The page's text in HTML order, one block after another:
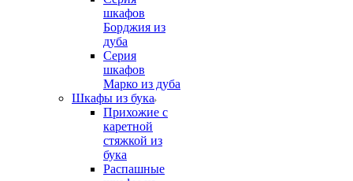
шкафов
Борджия из
дуба
Серия
шкафов
Марко из дуба
Шкафы из бука
Прихожие с
каретной
стяжкой из
бука
Распашные